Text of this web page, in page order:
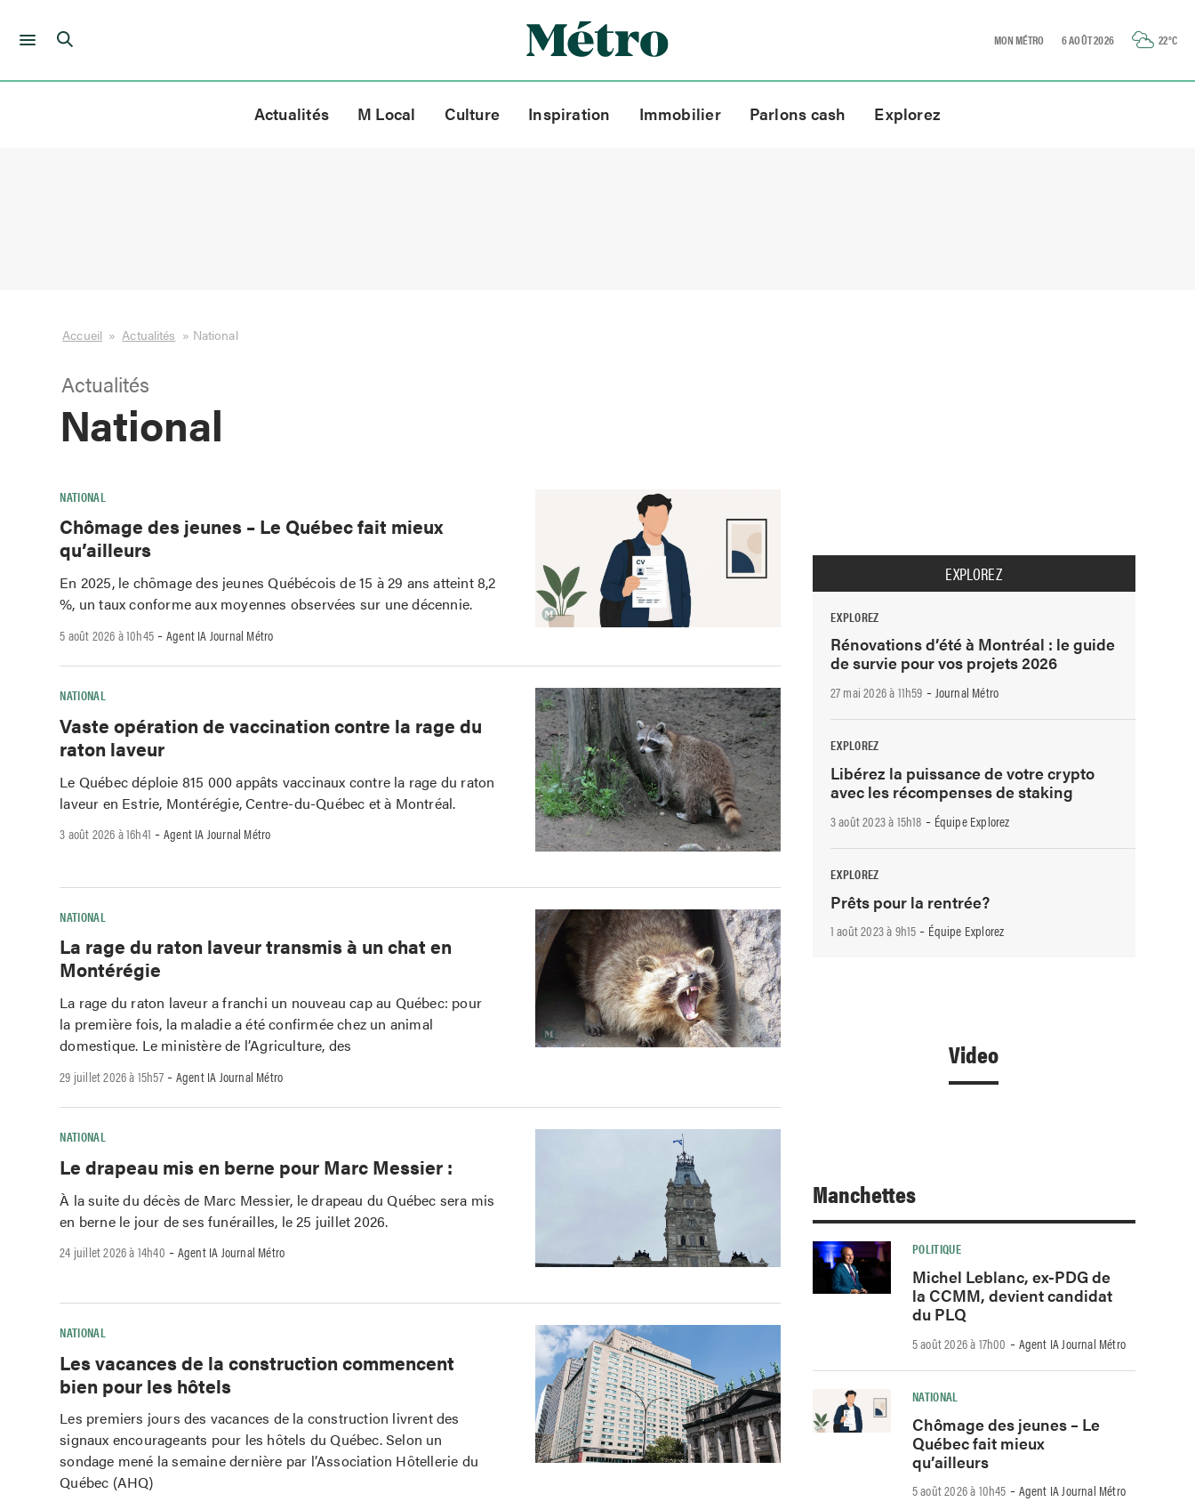
Skip
MON MÉTRO 6 AOÛT 2026 22°C
Actualités M Local Culture Inspiration Immobilier Parlons cash Explorez
Accueil » Actualités » National
Actualités
National
NATIONAL
Chômage des jeunes – Le Québec fait mieux
qu’ailleurs
En 2025, le chômage des jeunes Québécois de 15 à 29 ans atteint 8,2
%, un taux conforme aux moyennes observées sur une décennie.
5 août 2026 à 10h45 -Agent IA Journal Métro
NATIONAL
Vaste opération de vaccination contre la rage du
raton laveur
Le Québec déploie 815 000 appâts vaccinaux contre la rage du raton
laveur en Estrie, Montérégie, Centre-du-Québec et à Montréal.
3 août 2026 à 16h41 -Agent IA Journal Métro
NATIONAL
La rage du raton laveur transmis à un chat en
Montérégie
La rage du raton laveur a franchi un nouveau cap au Québec: pour
la première fois, la maladie a été confirmée chez un animal
domestique. Le ministère de l’Agriculture, des
29 juillet 2026 à 15h57-Agent IA Journal Métro
NATIONAL
Le drapeau mis en berne pour Marc Messier :
À la suite du décès de Marc Messier, le drapeau du Québec sera mis
en berne le jour de ses funérailles, le 25 juillet 2026.
24 juillet 2026 à 14h40 -Agent IA Journal Métro
NATIONAL
Les vacances de la construction commencent
bien pour les hôtels
Les premiers jours des vacances de la construction livrent des
signaux encourageants pour les hôtels du Québec. Selon un
sondage mené la semaine dernière par l’Association Hôtellerie du
Québec (AHQ)
EXPLOREZ
EXPLOREZ
Rénovations d’été à Montréal : le guide
de survie pour vos projets 2026
27 mai 2026 à 11h59 - Journal Métro
EXPLOREZ
Libérez la puissance de votre crypto
avec les récompenses de staking
3 août 2023 à 15h18 - Équipe Explorez
EXPLOREZ
Prêts pour la rentrée?
1 août 2023 à 9h15 - Équipe Explorez
Video
Manchettes
POLITIQUE
Michel Leblanc, ex-PDG de
la CCMM, devient candidat
du PLQ
5 août 2026 à 17h00 -Agent IA Journal Métro
NATIONAL
Chômage des jeunes – Le
Québec fait mieux
qu’ailleurs
5 août 2026 à 10h45 -Agent IA Journal Métro